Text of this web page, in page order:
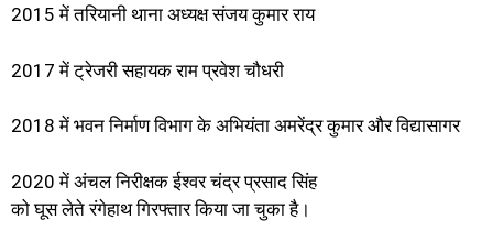
2015 में तरियानी थाना अध्यक्ष संजय कुमार राय
2017 में ट्रेजरी सहायक राम प्रवेश चौधरी
2018 में भवन निर्माण विभाग के अभियंता अमरेंद्र कुमार और विद्यासागर
2020 में अंचल निरीक्षक ईश्वर चंद्र प्रसाद सिंह
को घूस लेते रंगेहाथ गिरफ्तार किया जा चुका है।